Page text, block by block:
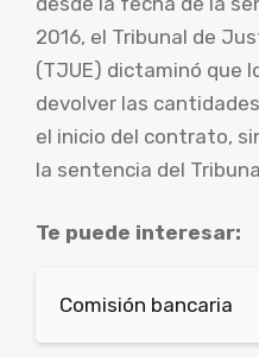
2016, el Tribunal de
(TJUE) dictaminó que
devolver las
el inicio del contrato,
la sentencia del
Te puede interesar:
Comisión bancaria